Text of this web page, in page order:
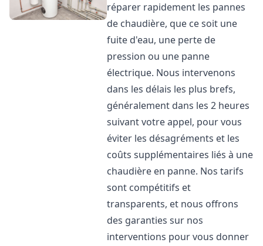
réparer rapidement les pannes
de chaudière, que ce soit une
fuite d'eau, une perte de
pression ou une panne
électrique. Nous intervenons
dans les délais les plus brefs,
généralement dans les 2 heures
suivant votre appel, pour vous
éviter les désagréments et les
coûts supplémentaires liés à une
chaudière en panne. Nos tarifs
sont compétitifs et
transparents, et nous offrons
des garanties sur nos
interventions pour vous donner